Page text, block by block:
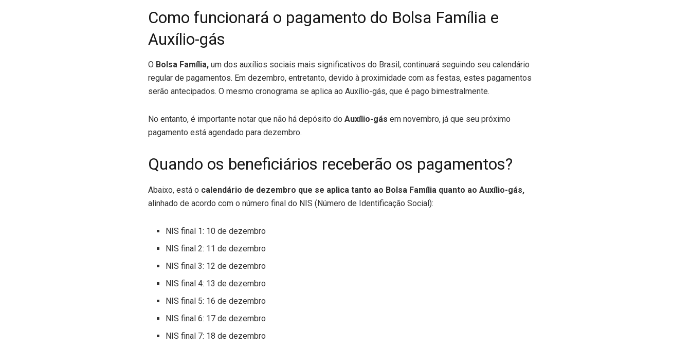
Como funcionará o pagamento do Bolsa Família e
Auxílio-gás
O Bolsa Família, um dos auxílios sociais mais significativos do Brasil, continuará seguindo seu calendário
regular de pagamentos. Em dezembro, entretanto, devido à proximidade com as festas, estes pagamentos
serão antecipados. O mesmo cronograma se aplica ao Auxílio-gás, que é pago bimestralmente.
No entanto, é importante notar que não há depósito do Auxílio-gás em novembro, já que seu próximo
pagamento está agendado para dezembro.
Quando os beneficiários receberão os pagamentos?
Abaixo, está o calendário de dezembro que se aplica tanto ao Bolsa Família quanto ao Auxílio-gás,
alinhado de acordo com o número final do NIS (Número de Identificação Social):
NIS final 1: 10 de dezembro
NIS final 2: 11 de dezembro
NIS final 3: 12 de dezembro
NIS final 4: 13 de dezembro
NIS final 5: 16 de dezembro
NIS final 6: 17 de dezembro
NIS final 7: 18 de dezembro